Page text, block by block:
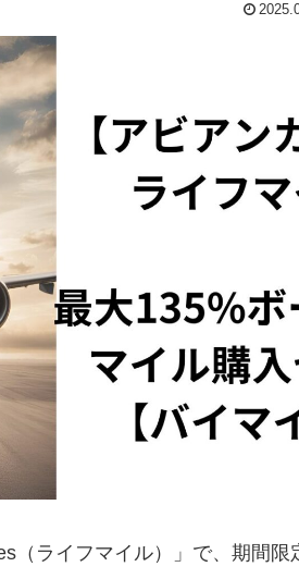
（ライフマイル）」で、期間限